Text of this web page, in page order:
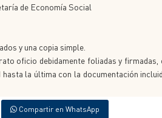
de Economía Social
y una copia simple.
oficio debidamente foliadas y
la última con la documentación
Compartir en WhatsApp